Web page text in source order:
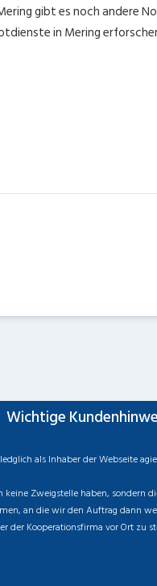
gibt es noch andere
in Mering
Wichtige
als Inhaber der Webseite
Zweigstelle haben, sondern
an die wir den Auftrag dann
Kooperationsfirma vor Ort zu